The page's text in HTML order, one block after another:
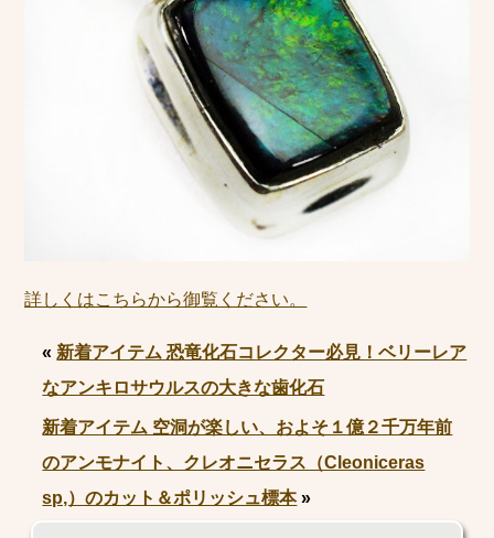
詳しくはこちらから御覧ください。
« 新着アイテム 恐竜化石コレクター必見！ベリーレア
なアンキロサウルスの大きな歯化石
新着アイテム 空洞が楽しい、およそ１億２千万年前
のアンモナイト、クレオニセラス（Cleoniceras
sp,）のカット＆ポリッシュ標本»